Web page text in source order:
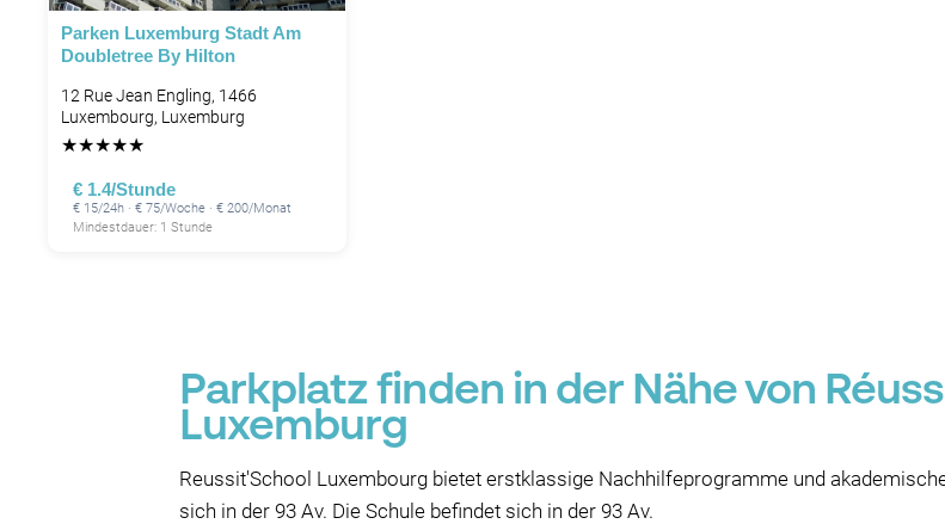
Parken Luxemburg Stadt Am
Doubletree By Hilton
12 Rue Jean Engling, 1466
Luxembourg, Luxemburg
★★★★★
€ 1.4/Stunde
€ 15/24h · € 75/Woche · € 200/Monat
Mindestdauer: 1 Stunde
Parkplatz finden in der Nähe von
Luxemburg
Reussit'School Luxembourg bietet erstklassige Nachhilfeprogramme und
sich in der 93 Av. Die Schule befindet sich in der 93 Av.